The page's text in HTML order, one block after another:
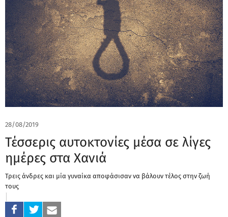
28/08/2019
Τέσσερις αυτοκτονίες μέσα σε λίγες
ημέρες στα Χανιά
Τρεις άνδρες και μία γυναίκα αποφάσισαν να βάλουν τέλος στην ζωή
τους